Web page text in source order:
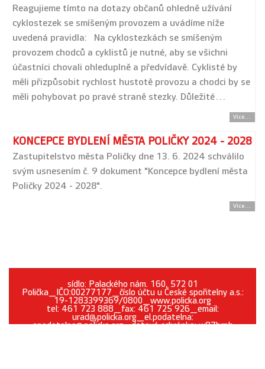
Reagujieme tímto na dotazy občanů ohledně užívání
cyklostezek se smíšeným provozem a uvádíme níže
uvedená pravidla: Na cyklostezkách se smíšeným
provozem chodců a cyklistů je nutné, aby se všichni
účastníci chovali ohleduplně a předvídavě. Cyklisté by
měli přizpůsobit rychlost hustotě provozu a chodci by se
měli pohybovat po pravé straně stezky. Důležité…
Více...
KONCEPCE BYDLENÍ MĚSTA POLIČKY 2024 - 2028
Zastupitelstvo města Poličky dne 13. 6. 2024 schválilo
svým usnesením č. 9 dokument "Koncepce bydlení města
Poličky 2024 - 2028".
Více...
sídlo: Palackého nám. 160, 572 01
Polička_IČO:00277177_číslo účtu u České spořitelny a.s.:
19-1283399369/0800_www.policka.org
tel: 461 723 888_fax: 461 725 926_email:
urad@policka.org_el.podatelna:
epodatelna@policka.org_datová schránka: w87brph